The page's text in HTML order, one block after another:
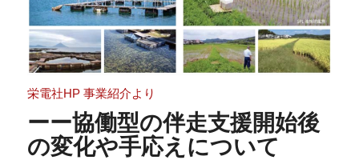
栄電社HP 事業紹介より
ーー協働型の伴走支援開始後
の変化や手応えについて